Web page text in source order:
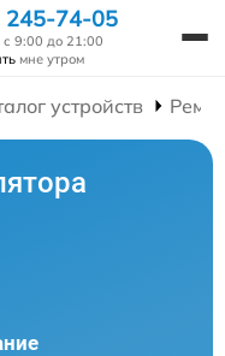
245-74-05
9:00 до 21:00
мне утром
устройств